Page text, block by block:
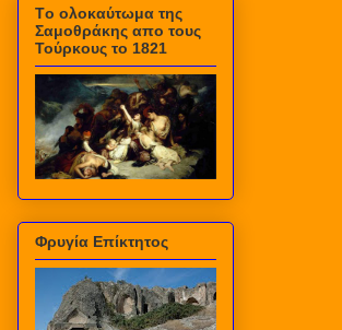
Τo ολοκαύτωμα της
Σαμοθράκης απο τους
Τούρκους το 1821
Φρυγία Επίκτητος